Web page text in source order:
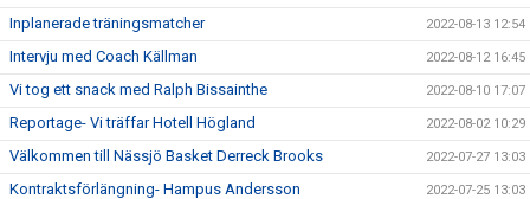
Inplanerade träningsmatcher 2022-08-13 12:54
Intervju med Coach Källman 2022-08-12 16:45
Vi tog ett snack med Ralph Bissainthe 2022-08-10 17:07
Reportage- Vi träffar Hotell Högland 2022-08-02 10:29
Välkommen till Nässjö Basket Derreck Brooks 2022-07-27 13:03
Kontraktsförlängning- Hampus Andersson 2022-07-25 13:03